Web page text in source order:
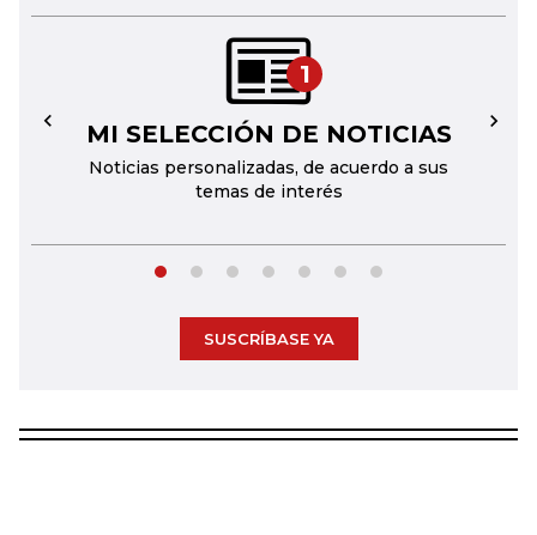
1
MI SELECCIÓN DE NOTICIAS
Noticias personalizadas, de acuerdo a sus
temas de interés
← →
SUSCRÍBASE YA